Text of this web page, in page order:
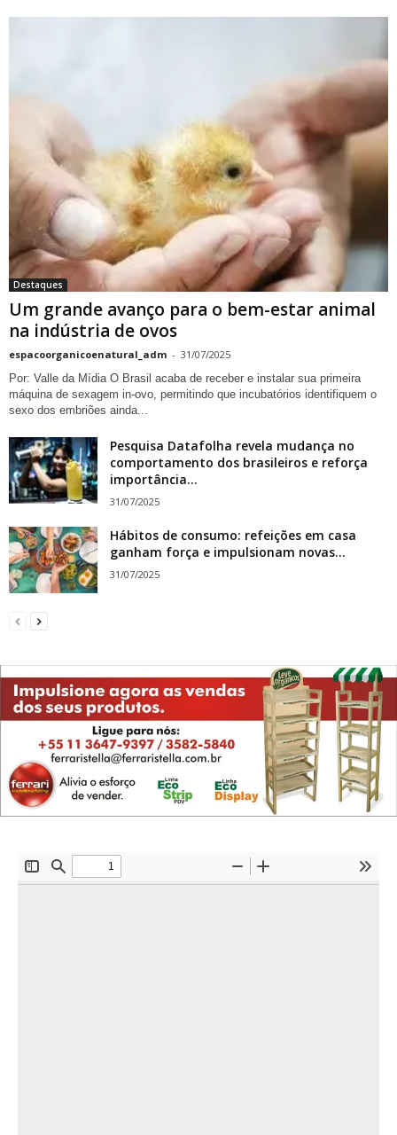
Destaques
Um grande avanço para o bem-estar animal
na indústria de ovos
espacoorganicoenatural_adm - 31/07/2025
Por: Valle da Mídia O Brasil acaba de receber e instalar sua primeira
máquina de sexagem in-ovo, permitindo que incubatórios identifiquem o
sexo dos embriões ainda...
Pesquisa Datafolha revela mudança no
comportamento dos brasileiros e reforça
importância...
31/07/2025
Hábitos de consumo: refeições em casa
ganham força e impulsionam novas...
31/07/2025